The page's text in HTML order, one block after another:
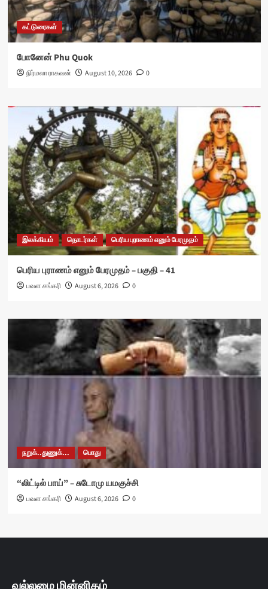
கட்டுரைகள்
போனேன் Phu Quok
நிர்மலா ராகவன் August 10, 2026 0
இலக்கியம் தொடர்கள் பெரிய புராணம் எனும் பேரமுதம்
பெரிய புராணம் எனும் பேரமுதம் – பகுதி – 41
பவள சங்கரி August 6, 2026 0
நறுக்..துணுக்... பொது
“லிட்டில் பாய்” – சுடோமு யமகுச்சி
பவள சங்கரி August 6, 2026 0